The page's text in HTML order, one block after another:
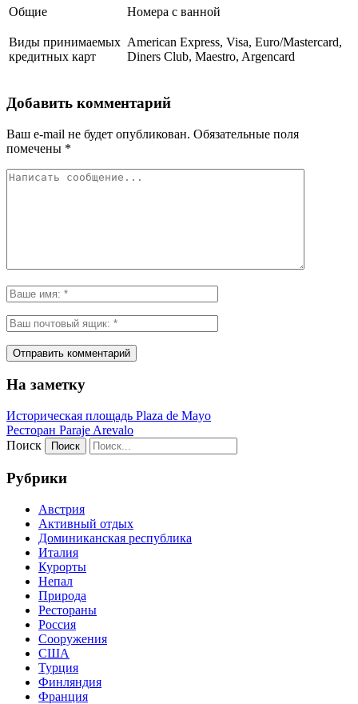
Общие Номера с ванной
Виды принимаемых
кредитных карт
American Express, Visa, Euro/Mastercard,
Diners Club, Maestro, Argencard
Добавить комментарий
Ваш e-mail не будет опубликован. Обязательные поля
помечены *
На заметку
Историческая площадь Plaza de Mayo
Ресторан Paraje Arevalo
Поиск
Рубрики
Австрия
Активный отдых
Доминиканская республика
Италия
Курорты
Непал
Природа
Рестораны
Россия
Сооружения
США
Турция
Финляндия
Франция